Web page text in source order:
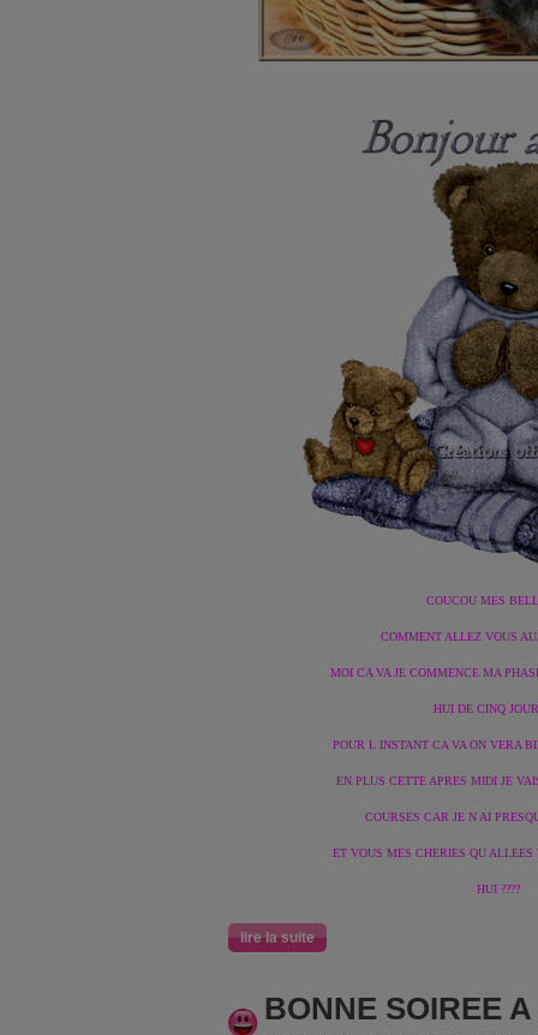
COUCOU MES
COMMENT ALLEZ VOUS
MOI CA VA JE COMMENCE MA
HUI DE CINQ
POUR L INSTANT CA VA ON VERA
EN PLUS CETTE APRES MIDI JE
COURSES CAR JE N AI
ET VOUS MES CHERIES QU ALLEES
HUI ????
lire la suite
BONNE SOIREE